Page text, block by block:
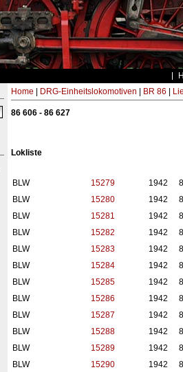
Home DRG-Einheitslokomotiven BR 86
86 606 - 86 627
Lokliste
BLW 15279 1942
BLW
15280 1942
BLW
15281 1942
BLW
15282 1942
BLW
15283 1942
BLW
15284 1942
BLW
15285 1942
BLW
15286 1942
BLW
15287 1942
BLW
15288 1942
BLW
15289 1942
BLW
15290 1942